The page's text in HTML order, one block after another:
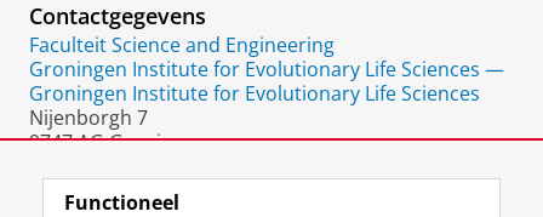
Contactgegevens
Faculteit Science and Engineering
Groningen Institute for Evolutionary Life Sciences —
Groningen Institute for Evolutionary Life Sciences
Nijenborgh 7
9747 AG Groningen
Functioneel